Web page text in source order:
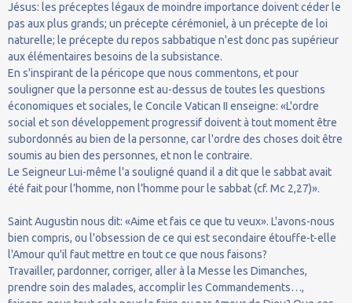
Jésus: les préceptes légaux de moindre importance doivent céder le
pas aux plus grands; un précepte cérémoniel, à un précepte de loi
naturelle; le précepte du repos sabbatique n'est donc pas supérieur
aux élémentaires besoins de la subsistance.
En s'inspirant de la péricope que nous commentons, et pour
souligner que la personne est au-dessus de toutes les questions
économiques et sociales, le Concile Vatican II enseigne: «L'ordre
social et son développement progressif doivent à tout moment être
subordonnés au bien de la personne, car l'ordre des choses doit être
soumis au bien des personnes, et non le contraire.
Le Seigneur Lui-même l'a souligné quand il a dit que le sabbat avait
été fait pour l’homme, non l’homme pour le sabbat (cf. Mc 2,27)».
Saint Augustin nous dit: «Aime et fais ce que tu veux». L'avons-nous
bien compris, ou l'obsession de ce qui est secondaire étouffe-t-elle
l'Amour qu'il faut mettre en tout ce que nous faisons?
Travailler, pardonner, corriger, aller à la Messe les Dimanches,
prendre soin des malades, accomplir les Commandements…,